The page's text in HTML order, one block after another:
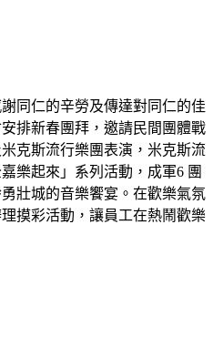
同仁的辛勞及傳達對同仁的佳
排新春團拜，邀請民間團體戰
克斯流行樂團表演，米克斯流
樂起來」系列活動，成軍6 團
壯城的音樂饗宴。在歡樂氣氛
摸彩活動，讓員工在熱鬧歡樂